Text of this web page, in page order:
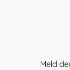
Meld